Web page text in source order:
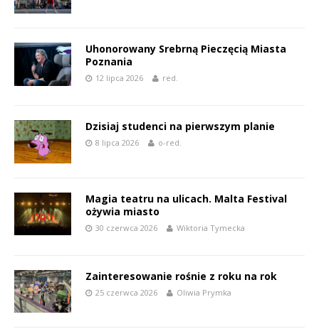
Uhonorowany Srebrną Pieczęcią Miasta
Poznania
12 lipca 2026 red.
Dzisiaj studenci na pierwszym planie
8 lipca 2026 o-red.
Magia teatru na ulicach. Malta Festival
ożywia miasto
30 czerwca 2026 Wiktoria Tymecka
Zainteresowanie rośnie z roku na rok
25 czerwca 2026 Oliwia Prymka